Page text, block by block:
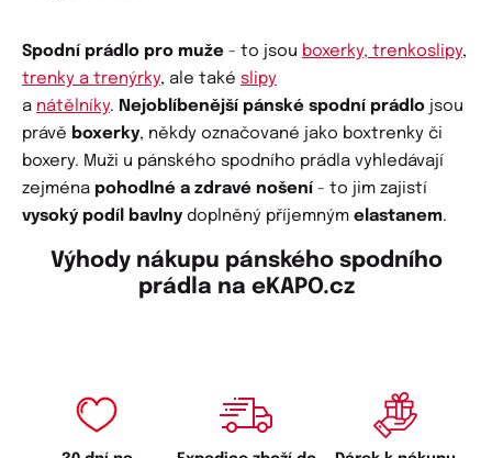
Spodní prádlo pro muže - to jsou boxerky, trenkoslipy,
trenky a trenýrky, ale také slipy
a nátělníky. Nejoblíbenější pánské spodní prádlo jsou
právě boxerky, někdy označované jako boxtrenky či
boxery. Muži u pánského spodního prádla vyhledávají
zejména pohodlné a zdravé nošení - to jim zajistí
vysoký podíl bavlny doplněný příjemným elastanem.
Výhody nákupu pánského spodního
prádla na eKAPO.cz